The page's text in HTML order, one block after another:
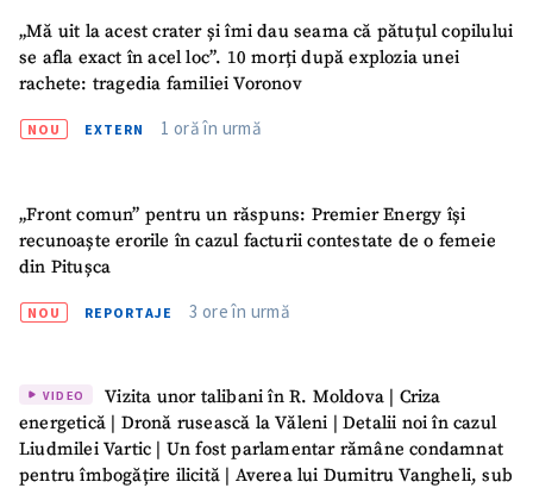
„Mă uit la acest crater și îmi dau seama că pătuțul copilului
se afla exact în acel loc”. 10 morți după explozia unei
rachete: tragedia familiei Voronov
NOU EXTERN 1 oră în urmă
„Front comun” pentru un răspuns: Premier Energy își
recunoaște erorile în cazul facturii contestate de o femeie
din Pitușca
NOU REPORTAJE 3 ore în urmă
VIDEO
Vizita unor talibani în R. Moldova | Criza
energetică | Dronă rusească la Văleni | Detalii noi în cazul
Liudmilei Vartic | Un fost parlamentar rămâne condamnat
pentru îmbogățire ilicită | Averea lui Dumitru Vangheli, sub